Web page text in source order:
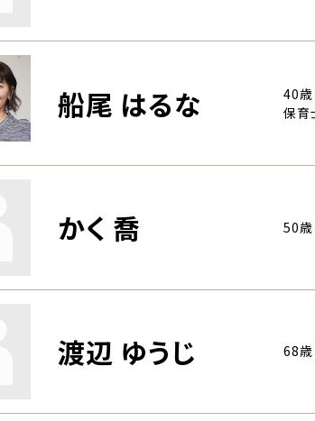
船尾 はるな
40歳
保育
かく 喬 50歳
渡辺 ゆうじ 68歳